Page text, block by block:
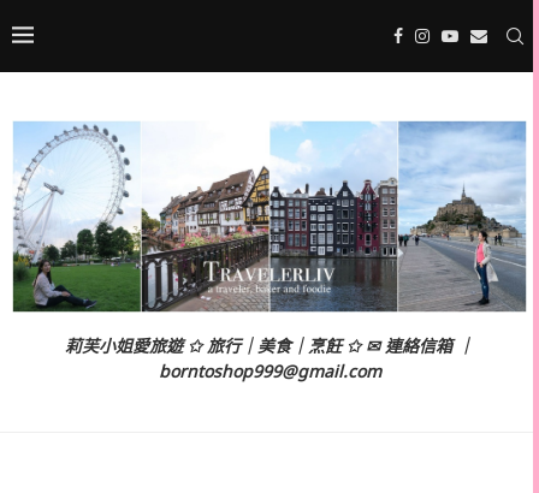
莉芙小姐愛旅遊 ✩ 旅行｜美食｜烹飪 ✩ ✉ 連絡信箱 ｜
borntoshop999@gmail.com